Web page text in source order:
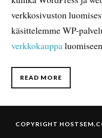
verkkosivuston
käsittelemme WP-
verkkokauppa
READ MORE
COPYRIGHT